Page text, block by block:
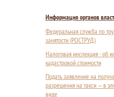
Информация органов
Федеральная служба по
занятости (РОСТРУД)
Налоговая инспекция - об
кадастровой стоимости
Подать заявление на
разрешения на такси — в
виде